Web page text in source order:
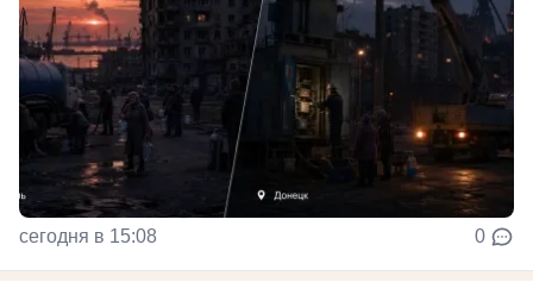
сегодня в 15:08 0